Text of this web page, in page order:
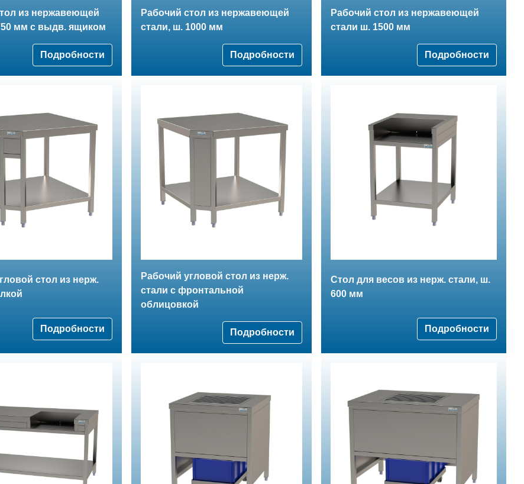
из нержавеющей
мм с выдв. ящиком
Подробности
Рабочий стол из нержавеющей
стали, ш. 1000 мм
Подробности
Рабочий стол из нержавеющей
стали ш. 1500 мм
Подробности
стол из нерж.
Подробности
Рабочий угловой стол из нерж.
стали с фронтальной
облицовкой
Подробности
Стол для весов из нерж. стали, ш.
600 мм
Подробности